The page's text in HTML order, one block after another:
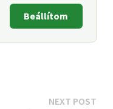
Beállítom
NEXT POSTNext